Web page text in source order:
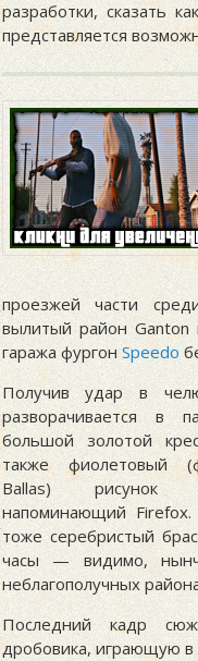
разработки, сказать
представляется
проезжей части
вылитый район
гаража фургонSpeedo
Получив удар в
разворачивается в
большой золотой
также фиолетовый
Ballas) рисунок
напоминающий
тоже серебристый
часы — видимо,
неблагополучных
Последний кадр
дробовика, играющую в